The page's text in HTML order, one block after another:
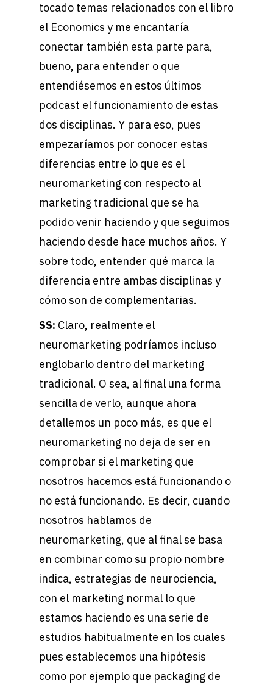
tocado temas relacionados con el libro
el Economics y me encantaría
conectar también esta parte para,
bueno, para entender o que
entendiésemos en estos últimos
podcast el funcionamiento de estas
dos disciplinas. Y para eso, pues
empezaríamos por conocer estas
diferencias entre lo que es el
neuromarketing con respecto al
marketing tradicional que se ha
podido venir haciendo y que seguimos
haciendo desde hace muchos años. Y
sobre todo, entender qué marca la
diferencia entre ambas disciplinas y
cómo son de complementarias.
SS: Claro, realmente el
neuromarketing podríamos incluso
englobarlo dentro del marketing
tradicional. O sea, al final una forma
sencilla de verlo, aunque ahora
detallemos un poco más, es que el
neuromarketing no deja de ser en
comprobar si el marketing que
nosotros hacemos está funcionando o
no está funcionando. Es decir, cuando
nosotros hablamos de
neuromarketing, que al final se basa
en combinar como su propio nombre
indica, estrategias de neurociencia,
con el marketing normal lo que
estamos haciendo es una serie de
estudios habitualmente en los cuales
pues establecemos una hipótesis
como por ejemplo que packaging de